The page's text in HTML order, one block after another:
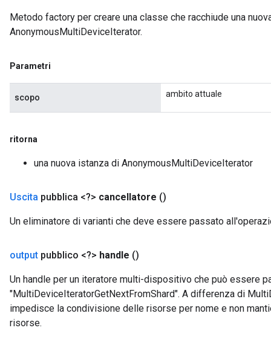
Metodo factory per creare una classe che racchiude una
AnonymousMultiDeviceIterator.
Parametri
scopo ambito attuale
ritorna
una nuova istanza di AnonymousMultiDeviceIterator
Uscita pubblica <?> cancellatore ()
Un eliminatore di varianti che deve essere passato
output pubblico <?> handle ()
Un handle per un iteratore multi-dispositivo che può essere
"MultiDeviceIteratorGetNextFromShard". A differenza di
impedisce la condivisione delle risorse per nome e non
risorse.